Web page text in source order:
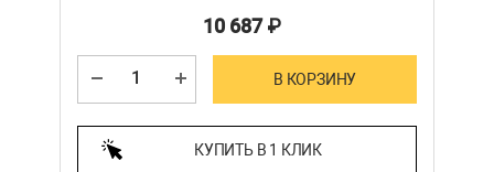
10 687₽
В КОРЗИНУ
КУПИТЬ В 1 КЛИК